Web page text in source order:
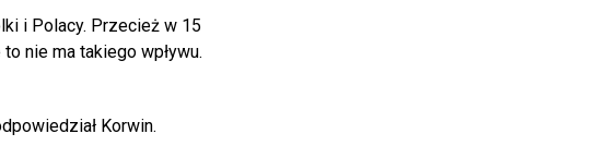
i Polacy. Przecież w 15
nie ma takiego wpływu.
Korwin.